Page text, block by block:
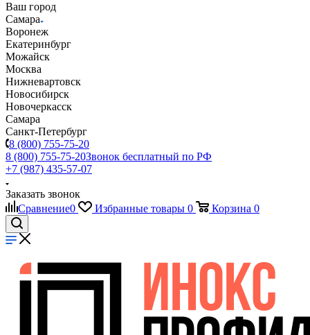
Ваш город
Самара
Воронеж
Екатеринбург
Можайск
Москва
Нижневартовск
Новосибирск
Новочеркасск
Самара
Санкт-Петербург
8 (800) 755-75-20
8 (800) 755-75-20Звонок бесплатный по РФ
+7 (987) 435-57-07
Заказать звонок
Сравнение0 Избранные товары 0 Корзина 0